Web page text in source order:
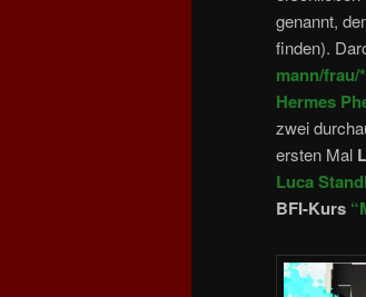
genannt,
finden).
mann/frau/*
Hermes
zwei
ersten Mal
Luca
BFI-Kurs